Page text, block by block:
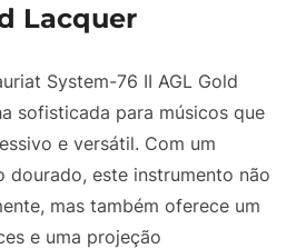
Lacquer
System-76 II AGL Gold
sofisticada para músicos que
e versátil. Com um
dourado, este instrumento não
mas também oferece um
e uma projeção